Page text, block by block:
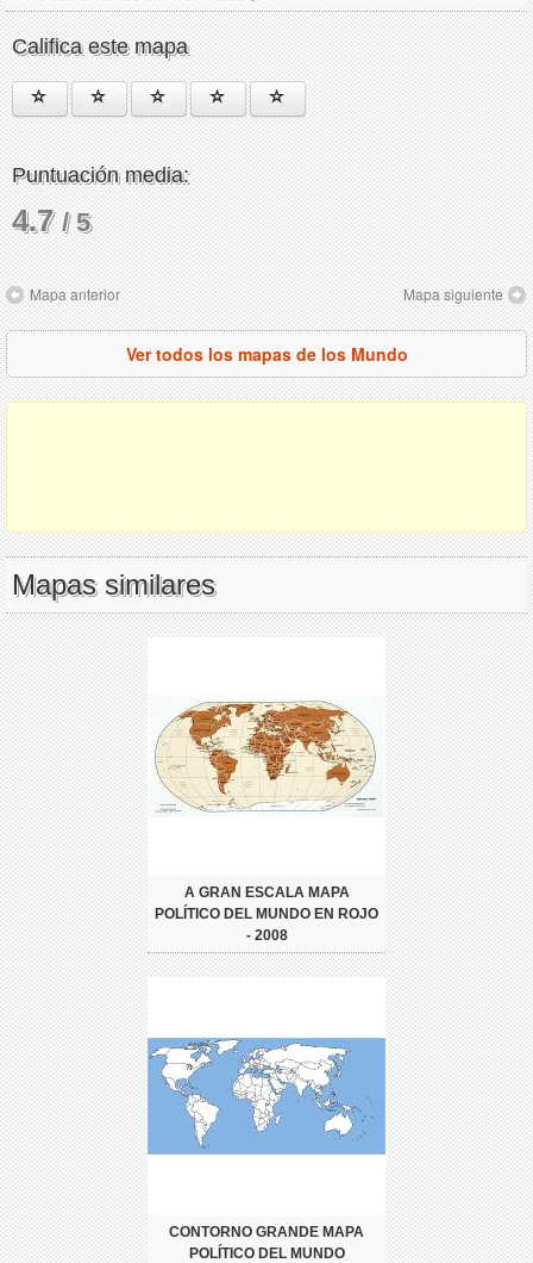
Califica este mapa
Puntuación media:
4.7/ 5
Mapa anterior Mapa siguiente
Ver todos los mapas de los Mundo
Mapas similares
A GRAN ESCALA MAPA
POLÍTICO DEL MUNDO EN ROJO
- 2008
CONTORNO GRANDE MAPA
POLÍTICO DEL MUNDO